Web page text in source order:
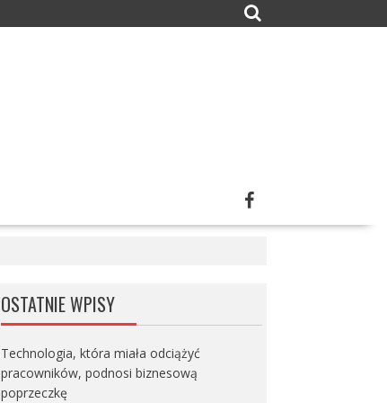
OSTATNIE WPISY
Technologia, która miała odciążyć
pracowników, podnosi biznesową
poprzeczkę